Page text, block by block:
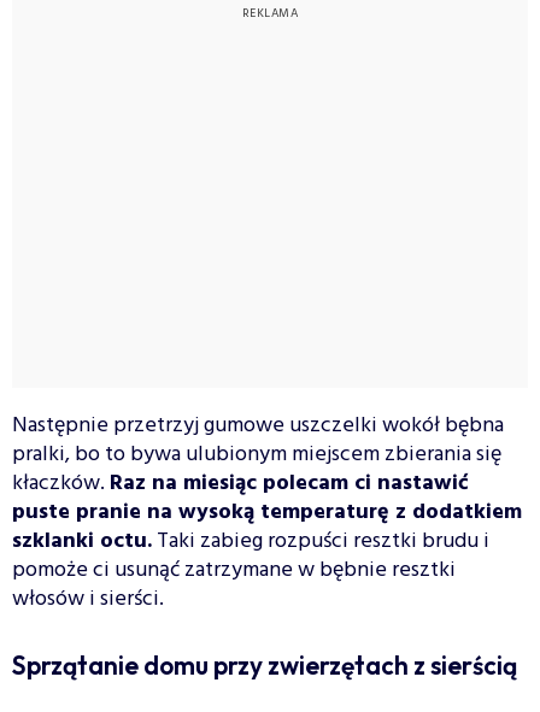
Następnie przetrzyj gumowe uszczelki wokół bębna
pralki, bo to bywa ulubionym miejscem zbierania się
kłaczków. Raz na miesiąc polecam ci nastawić
puste pranie na wysoką temperaturę z dodatkiem
szklanki octu.Taki zabieg rozpuści resztki brudu i
pomoże ci usunąć zatrzymane w bębnie resztki
włosów i sierści.
Sprzątanie domu przy zwierzętach z sierścią